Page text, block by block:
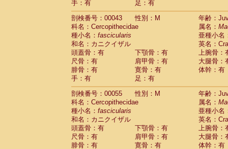
CercopithecidaeCercocebus
CercopithecidaeLophocebus
Cercopithecidae
(0)
Cercopithecidae Papio cynocephalus
Cercopithecidae Papio hamadryas(0)
CercopithecidaePapio papio
CercopithecidaePapio
CercopithecidaeMandrillus
CercopithecidaeMandrillus sphinx
CercopithecidaeTheropithecus
CercopithecidaeMacaca arctoides(1)
Cercopithecidae Macaca assamensis
Cercopithecidae
Macaca
CercopithecidaeMacaca cyclopis (6)
CercopithecidaeMacaca fascicularis
CercopithecidaeMacaca fuscaca
手：有
足：有
剖検番号：00043
性別：M
年齢：
科名：Cercopithecidae
属名：
種小名： fascicularis
亜種小名
和名：カニクイザル
英名：
頭蓋骨：有
下顎骨：有
上腕骨：
尺骨：有
肩甲骨：有
大腿骨：
腓骨：有
寛骨：有
体幹：有
手：有
足：有
剖検番号：00055
性別：M
年齢：
科名：Cercopithecidae
属名：
種小名： fascicularis
亜種小名
和名：カニクイザル
英名：
頭蓋骨：有
下顎骨：有
上腕骨：
尺骨：有
肩甲骨：有
大腿骨：
腓骨：有
寛骨：有
体幹：有